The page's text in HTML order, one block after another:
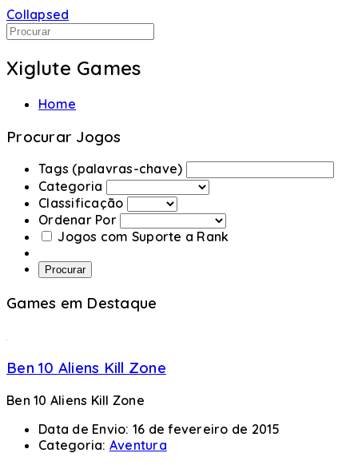
Collapsed
Xiglute Games
Home
Procurar Jogos
Tags (palavras-chave)
Categoria
Classificação
Ordenar Por
Jogos com Suporte a Rank
Procurar
Games em Destaque
Ben 10 Aliens Kill Zone
Ben 10 Aliens Kill Zone
Data de Envio: 16 de fevereiro de 2015
Categoria: Aventura